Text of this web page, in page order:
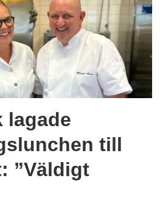
lagade
till
”Väldigt